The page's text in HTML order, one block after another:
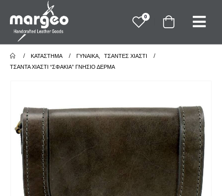
0
ΚΑΤΆΣΤΗΜΑ ΓΥΝΑΙΚΑ
ΤΣΑΝΤΕΣ ΧΙΑΣΤΙ
ΤΣΆΝΤΑ ΧΙΑΣΤΊ “ΣΦΑΚΙΆ” ΓΝΉΣΙΟ ΔΈΡΜΑ